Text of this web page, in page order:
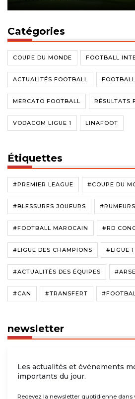
Catégories
COUPE DU MONDE FOOTBALL
ACTUALITÉS FOOTBALL
MERCATO FOOTBALL RÉSULTATS
VODACOM LIGUE 1 LINAFOOT
Étiquettes
#PREMIER LEAGUE #COUPE DU
#BLESSURES JOUEURS
#FOOTBALL MAROCAIN #RD
#LIGUE DES CHAMPIONS #LIGUE 1
#ACTUALITÉS DES ÉQUIPES
#CAN #TRANSFERT
newsletter
Les actualités et événements
importants du jour.
Recevez la newsletter quotidienne dans